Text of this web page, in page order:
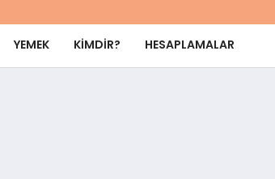
YEMEK KIMDIR? HESAPLAMALAR